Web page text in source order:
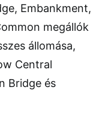
Embankment,
megállók
állomása,
Central
Bridge és